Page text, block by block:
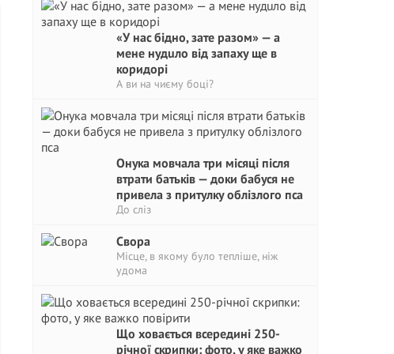
«У нас бідно, зате разом» — а
мене нудuло від запаху ще в
коридорі
А ви на чиєму боці?
Онука мовчала три місяці після
втрати батьків — доки бабуся не
привела з притулку облізлого пса
До сліз
Свора
Місце, в якому було тепліше, ніж
удома
Що ховається всередині 250-
річної скрипки: фото, у яке важко